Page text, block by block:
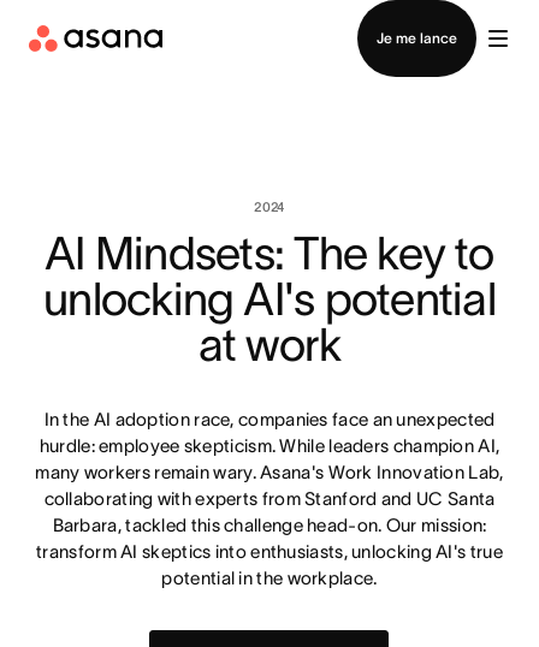
Je me lance
Contacter le service commercial
2024
AI Mindsets: The key to
unlocking AI's potential
at work
In the AI adoption race, companies face an unexpected
hurdle: employee skepticism. While leaders champion AI,
many workers remain wary. Asana's Work Innovation Lab,
collaborating with experts from Stanford and UC Santa
Barbara, tackled this challenge head-on. Our mission:
transform AI skeptics into enthusiasts, unlocking AI's true
potential in the workplace.